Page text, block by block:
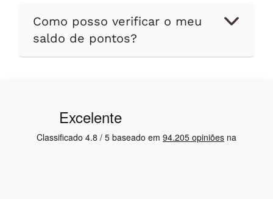
Como posso verificar o meu
saldo de pontos?